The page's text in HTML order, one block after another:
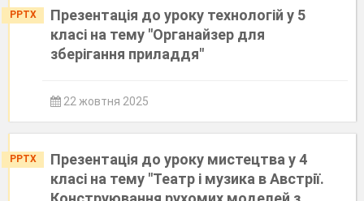
PPTX
Презентація до уроку технологій у 5
класі на тему "Органайзер для
зберігання приладдя"
22 жовтня 2025
PPTX
Презентація до уроку мистецтва у 4
класі на тему "Театр і музика в Австрії.